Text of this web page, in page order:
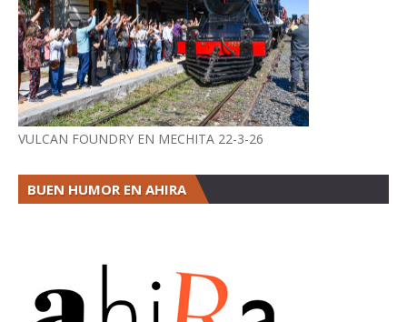
VULCAN FOUNDRY EN MECHITA 22-3-26
BUEN HUMOR EN AHIRA